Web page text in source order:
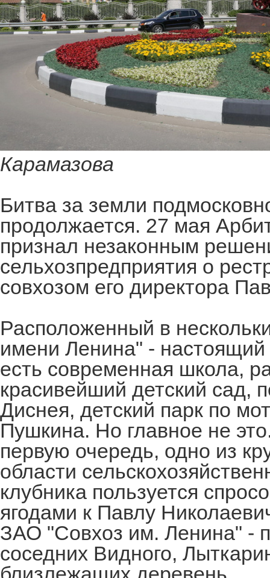
Карамазова
Битва за земли
продолжается. 27 мая
признал незаконным
сельхозпредприятия о
совхозом его директора
Расположенный в
имени Ленина" -
есть современная школа,
красивейший детский сад,
Диснея, детский парк по
Пушкина. Но главное не
первую очередь, одно из
области
клубника пользуется
ягодами к Павлу
ЗАО "Совхоз им. Ленина" -
соседних Видного,